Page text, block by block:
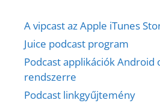
A vipcast az Apple iTunes
Juice podcast program
Podcast applikációk Android
rendszerre
Podcast linkgyűjtemény